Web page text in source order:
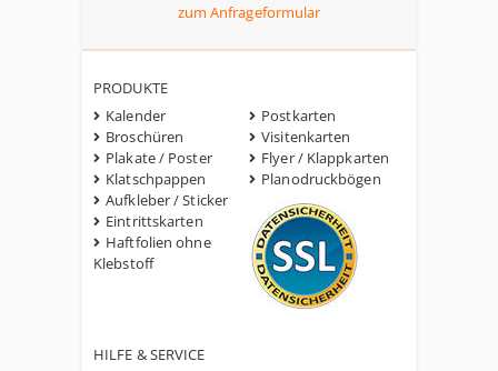
zum Anfrageformular
PRODUKTE
Kalender
Broschüren
Plakate / Poster
Klatschpappen
Aufkleber / Sticker
Eintrittskarten
Haftfolien ohne
Klebstoff
Postkarten
Visitenkarten
Flyer / Klappkarten
Planodruckbögen
HILFE & SERVICE